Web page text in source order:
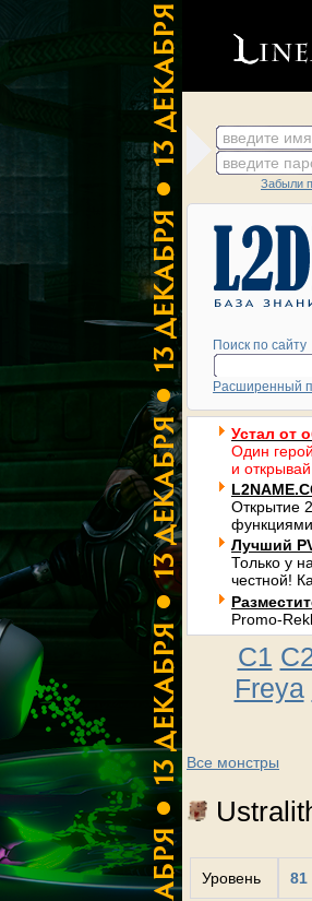
введите имя
введите
Забыли
Поиск по сайту
Расширенный
Устал от
Один
и
Открытие
Лучший
Только у
честной!
Promo-
C1
Freya
Все монстры
Уровень 81